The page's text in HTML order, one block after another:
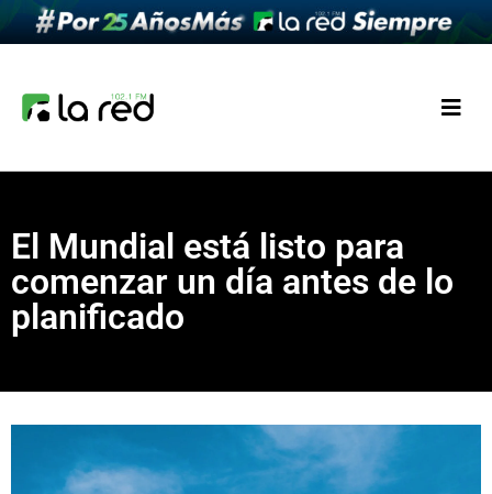
El Mundial está listo para
comenzar un día antes de lo
planificado